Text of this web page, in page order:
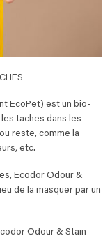
EcoPet) est un bio-
taches dans les
reste, comme la
etc.
Ecodor Odour &
de la masquer par un
Odour & Stain